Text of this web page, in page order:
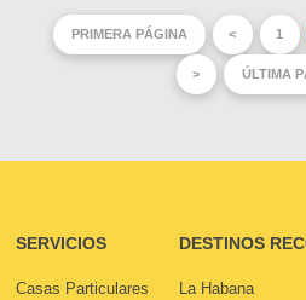
PRIMERA PÁGINA < 1
> ÚLTIMA
SERVICIOS
Casas Particulares
DESTINOS
La Habana